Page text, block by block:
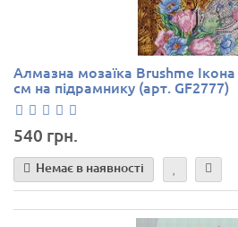
Алмазна мозаїка Brushme
см на підрамнику (арт. GF2777)
540 грн.
Немає в наявності